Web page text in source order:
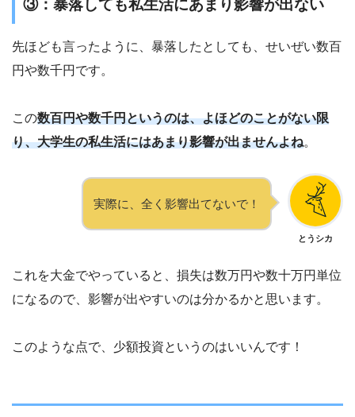
③：暴落しても私生活にあまり影響が出ない
先ほども言ったように、暴落したとしても、せいぜい数百
円や数千円です。
この数百円や数千円というのは、よほどのことがない限
り、大学生の私生活にはあまり影響が出ませんよね。
とうシカ
実際に、全く影響出てないで！
これを大金でやっていると、損失は数万円や数十万円単位
になるので、影響が出やすいのは分かるかと思います。
このような点で、少額投資というのはいいんです！